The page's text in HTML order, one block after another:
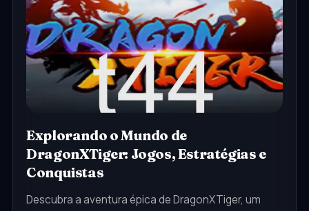
Explorando o Mundo de
DragonXTiger: Jogos, Estratégias e
Conquistas
Descubra a aventura épica de DragonXTiger, um